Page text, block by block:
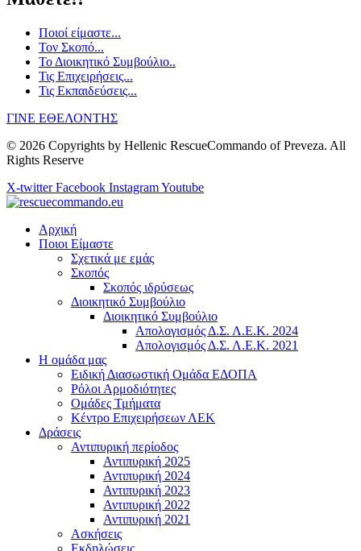
Ποιοί είμαστε...
Τον Σκοπό...
Το Διοικητικό Συμβούλιο..
Τις Επιχειρήσεις...
Τις Εκπαιδεύσεις...
ΓΙΝΕ ΕΘΕΛΟΝΤΗΣ
© 2026 Copyrights by Hellenic RescueCommando of Preveza. All
Rights Reserve
X-twitter Facebook InstagramYoutube
Αρχική
Ποιοι Είμαστε
Σχετικά με εμάς
Σκοπός
Σκοπός ιδρύσεως
Διοικητικό Συμβούλιο
Διοικητικό Συμβούλιο
Απολογισμός Δ.Σ. Λ.Ε.Κ. 2024
Απολογισμός Δ.Σ. Λ.Ε.Κ. 2021
Η ομάδα μας
Ειδική Διασωστική Ομάδα ΕΔΟΠΑ
Ρόλοι Αρμοδιότητες
Ομάδες Τμήματα
Κέντρο Επιχειρήσεων ΛΕΚ
Δράσεις
Αντιπυρική περίοδος
Αντιπυρική 2025
Αντιπυρική 2024
Αντιπυρική 2023
Αντιπυρική 2022
Αντιπυρική 2021
Ασκήσεις
Εκδηλώσεις